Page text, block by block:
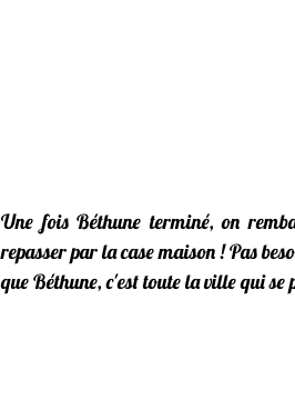
Une fois Béthune terminé, on
repasser par la case maison ! Pas
que Béthune, c'est toute la ville qui